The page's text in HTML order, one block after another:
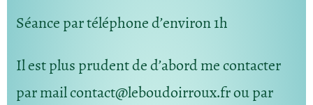
Séance par téléphone d’environ 1h
Il est plus prudent de d’abord me contacter
par mail contact@leboudoirroux.fr ou par